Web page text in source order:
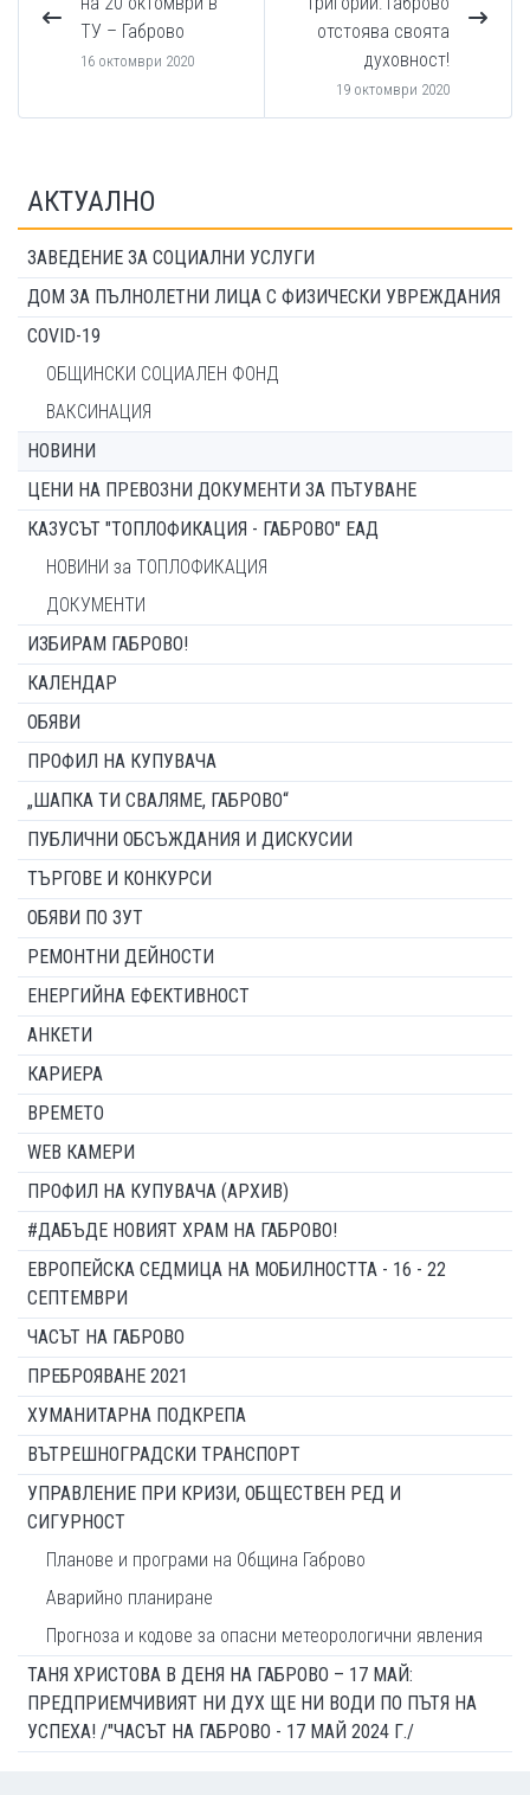
ТУ – Габрово
16 октомври 2020
отстоява своята
духовност!
19 октомври 2020
АКТУАЛНО
ЗАВЕДЕНИЕ ЗА СОЦИАЛНИ УСЛУГИ
ДОМ ЗА ПЪЛНОЛЕТНИ ЛИЦА С ФИЗИЧЕСКИ УВРЕЖДАНИЯ
COVID-19
ОБЩИНСКИ СОЦИАЛЕН ФОНД
ВАКСИНАЦИЯ
НОВИНИ
ЦЕНИ НА ПРЕВОЗНИ ДОКУМЕНТИ ЗА ПЪТУВАНЕ
КАЗУСЪТ "ТОПЛОФИКАЦИЯ - ГАБРОВО" ЕАД
НОВИНИ за ТОПЛОФИКАЦИЯ
ДОКУМЕНТИ
ИЗБИРАМ ГАБРОВО!
КАЛЕНДАР
ОБЯВИ
ПРОФИЛ НА КУПУВАЧА
„ШАПКА ТИ СВАЛЯМЕ, ГАБРОВО“
ПУБЛИЧНИ ОБСЪЖДАНИЯ И ДИСКУСИИ
ТЪРГОВЕ И КОНКУРСИ
ОБЯВИ ПО ЗУТ
РЕМОНТНИ ДЕЙНОСТИ
ЕНЕРГИЙНА ЕФЕКТИВНОСТ
АНКЕТИ
КАРИЕРА
ВРЕМЕТО
WEB КАМЕРИ
ПРОФИЛ НА КУПУВАЧА (АРХИВ)
#ДАБЪДЕ НОВИЯТ ХРАМ НА ГАБРОВО!
ЕВРОПЕЙСКА СЕДМИЦА НА МОБИЛНОСТТА - 16 - 22
СЕПТЕМВРИ
ЧАСЪТ НА ГАБРОВО
ПРЕБРОЯВАНЕ 2021
ХУМАНИТАРНА ПОДКРЕПА
ВЪТРЕШНОГРАДСКИ ТРАНСПОРТ
УПРАВЛЕНИЕ ПРИ КРИЗИ, ОБЩЕСТВЕН РЕД И
СИГУРНОСТ
Планове и програми на Община Габрово
Аварийно планиране
Прогноза и кодове за опасни метеорологични явления
ТАНЯ ХРИСТОВА В ДЕНЯ НА ГАБРОВО – 17 МАЙ:
ПРЕДПРИЕМЧИВИЯТ НИ ДУХ ЩЕ НИ ВОДИ ПО ПЪТЯ НА
УСПЕХА! /"ЧАСЪТ НА ГАБРОВО - 17 МАЙ 2024 Г./